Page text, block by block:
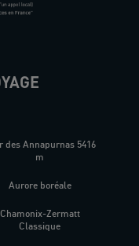
des Annapurnas 5416
m
Aurore boréale
Chamonix-Zermatt
Classique